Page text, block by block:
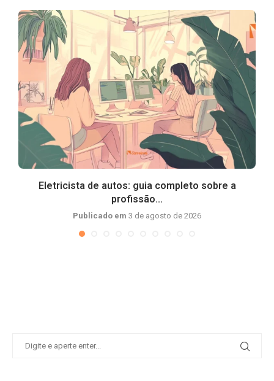
Eletricista de autos: guia completo sobre a
profissão...
Publicado em 3 de agosto de 2026